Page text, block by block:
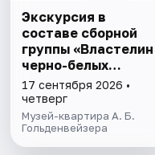
Экскурсия в
составе сборной
группы «Властелин
черно-белых
клавиш»
17 сентября 2026 •
четверг
Музей-квартира А. Б.
Гольденвейзера